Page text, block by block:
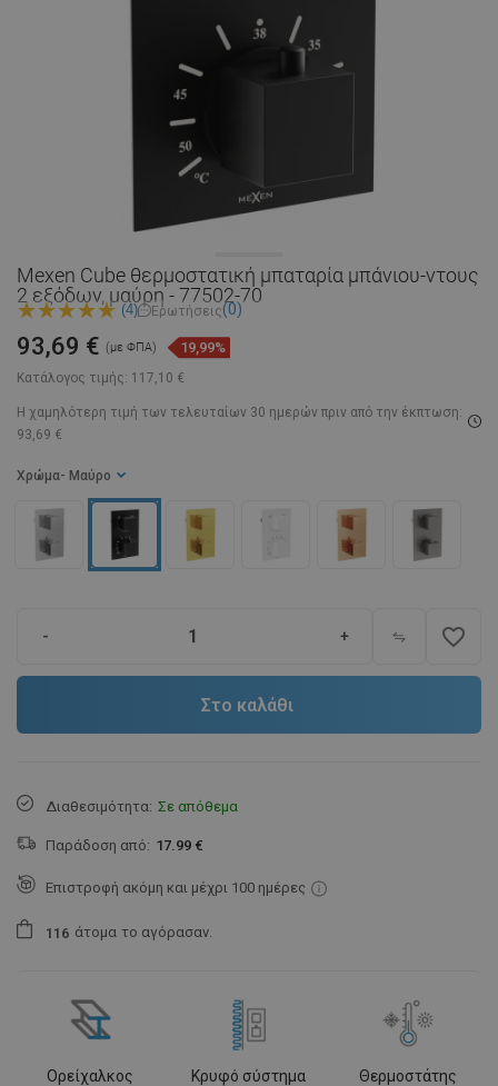
Mexen Cube θερμοστατική μπαταρία μπάνιου-ντους
2 εξόδων, μαύρη - 77502-70
(4) Ερωτήσεις(0)
Κατάλογος τιμής: 117,10 €
93,69 € (με ΦΠΑ) 19,99%
Η χαμηλότερη τιμή των τελευταίων 30 ημερών πριν από την έκπτωση:
93,69 €
Χρώμα - Μαύρο
- + favorite_border
Στο καλάθι
Διαθεσιμότητα: Σε απόθεμα
Παράδοση από: 17.99 €
Επιστροφή ακόμη και μέχρι 100 ημέρες
1 1 6 άτομα το αγόρασαν.
Ορείχαλκος Κρυφό σύστημα Θερμοστάτης